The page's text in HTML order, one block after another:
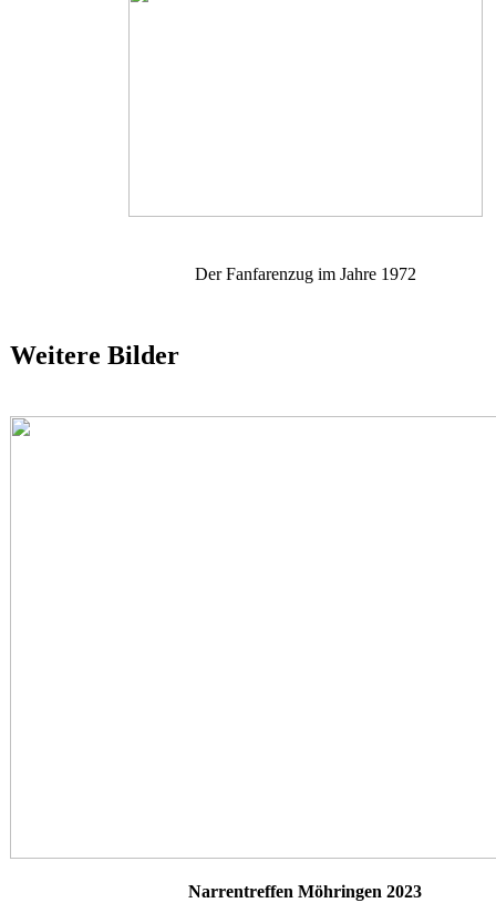
Der Fanfarenzug im Jahre 1972
Weitere Bilder
Narrentreffen Möhringen 2023